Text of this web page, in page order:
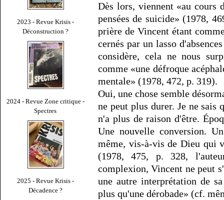
2023 - Revue Krisis -
Déconstruction ?
2024 - Revue Zone critique -
Spectres
2025 - Revue Krisis -
Décadence ?
Dès lors, viennent «au cours
pensées de suicide» (1978,
prière de Vincent étant
cernés par un lasso
considère, cela ne nous
comme «une défroque
mentale» (1978, 472, p. 319).
Oui, une chose semble
ne peut plus durer. Je ne sais
n'a plus de raison d'être.
Une nouvelle conversion.
même, vis-à-vis de Dieu qui
(1978, 475, p. 328,
complexion, Vincent ne peut
une autre interprétation de
plus qu'une dérobade» (cf.